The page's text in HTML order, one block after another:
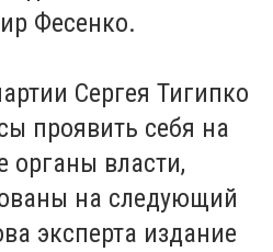
Фесенко.
Сергея Тигипко
проявить себя на
органы власти,
на следующий
эксперта издание